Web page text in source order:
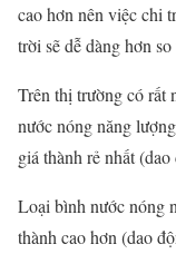
cao hơn nên việc chi
trời sẽ dễ dàng hơn
Trên thị trường có rất
nước nóng năng
giá thành rẻ nhất
Loại bình nước nóng
thành cao hơn (dao